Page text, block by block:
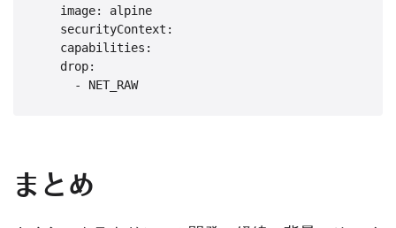
    image: alpine
    securityContext:
    capabilities:
    drop:
      - NET_RAW
まとめ